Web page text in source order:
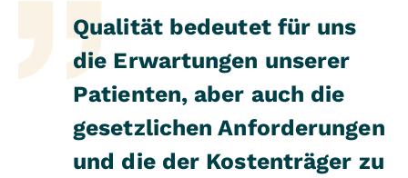
Qualität bedeutet für uns
die Erwartungen unserer
Patienten, aber auch die
gesetzlichen Anforderungen
und die der Kostenträger zu